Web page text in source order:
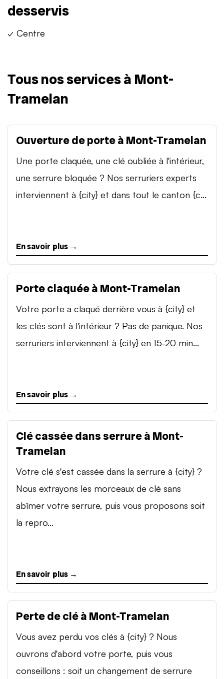
desservis
✓ Centre
Tous nos services à Mont-
Tramelan
Ouverture de porte à Mont-Tramelan
Une porte claquée, une clé oubliée à l'intérieur,
une serrure bloquée ? Nos serruriers experts
interviennent à {city} et dans tout le canton {c...
En savoir plus →
Porte claquée à Mont-Tramelan
Votre porte a claqué derrière vous à {city} et
les clés sont à l'intérieur ? Pas de panique. Nos
serruriers interviennent à {city} en 15-20 min...
En savoir plus →
Clé cassée dans serrure à Mont-
Tramelan
Votre clé s'est cassée dans la serrure à {city} ?
Nous extrayons les morceaux de clé sans
abîmer votre serrure, puis vous proposons soit
la repro...
En savoir plus →
Perte de clé à Mont-Tramelan
Vous avez perdu vos clés à {city} ? Nous
ouvrons d'abord votre porte, puis vous
conseillons : soit un changement de serrure